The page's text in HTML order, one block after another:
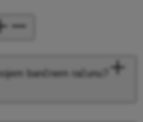
bančnem računu?